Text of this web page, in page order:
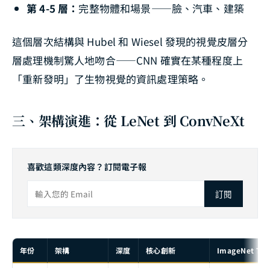
第 4-5 層： 完整物體和場景——臉、汽車、建築
這個層次結構與 Hubel 和 Wiesel 發現的視覺皮層分
層處理機制驚人地吻合——CNN 確實在某種程度上
「重新發明」了生物視覺的資訊處理策略。
三、架構演進：從 LeNet 到 ConvNeXt
喜歡這類深度內容？訂閱電子報
訂閱
年份 架構 深度 核心創新 ImageNet